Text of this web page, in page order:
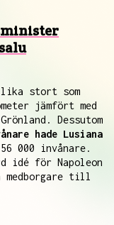
stort som
jämfört med
Dessutom
hade Lusiana
000 invånare.
idé för Napoleon
till